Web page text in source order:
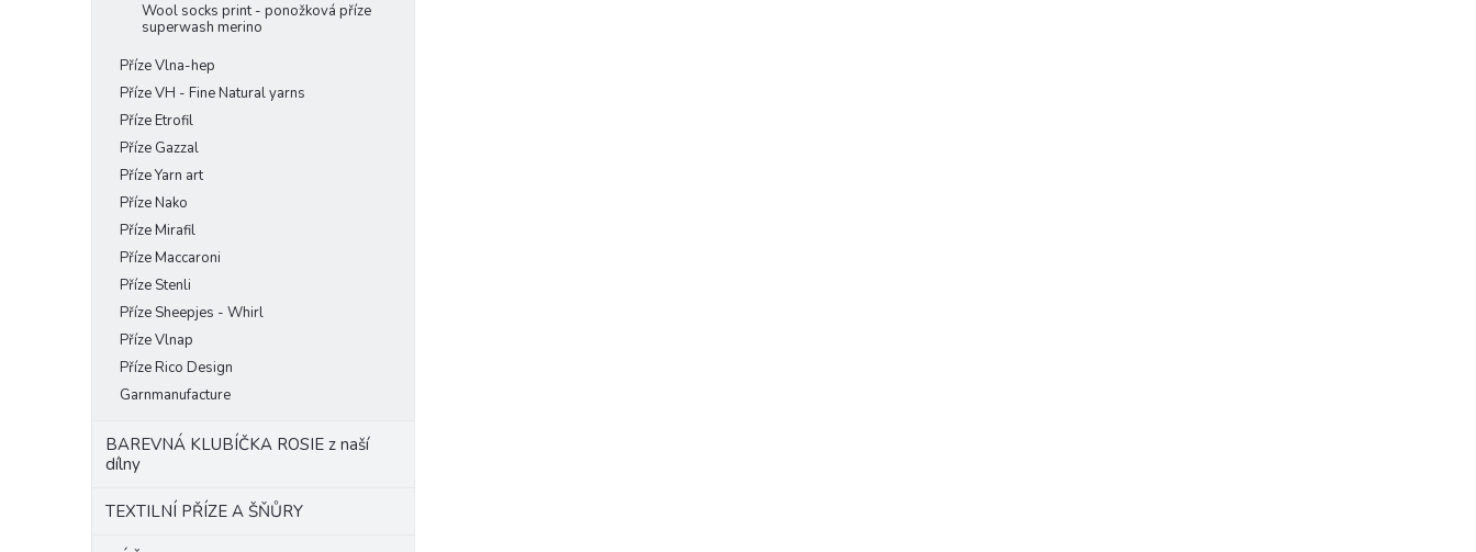
Wool socks print - ponožková příze
superwash merino
Příze Vlna-hep
Příze VH - Fine Natural yarns
Příze Etrofil
Příze Gazzal
Příze Yarn art
Příze Nako
Příze Mirafil
Příze Maccaroni
Příze Stenli
Příze Sheepjes - Whirl
Příze Vlnap
Příze Rico Design
Garnmanufacture
BAREVNÁ KLUBÍČKA ROSIE z naší
dílny
TEXTILNÍ PŘÍZE A ŠŇŮRY